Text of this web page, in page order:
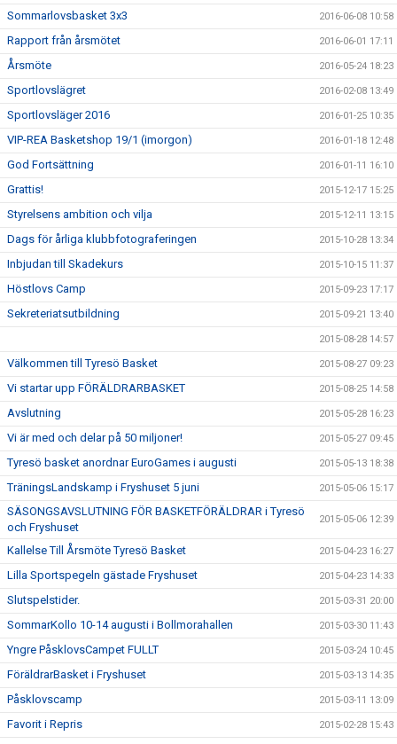
Sommarlovsbasket 3x3 2016-06-08 10:58
Rapport från årsmötet 2016-06-01 17:11
Årsmöte 2016-05-24 18:23
Sportlovslägret 2016-02-08 13:49
Sportlovsläger 2016 2016-01-25 10:35
VIP-REA Basketshop 19/1 (imorgon) 2016-01-18 12:48
God Fortsättning 2016-01-11 16:10
Grattis! 2015-12-17 15:25
Styrelsens ambition och vilja 2015-12-11 13:15
Dags för årliga klubbfotograferingen 2015-10-28 13:34
Inbjudan till Skadekurs 2015-10-15 11:37
Höstlovs Camp 2015-09-23 17:17
Sekreteriatsutbildning 2015-09-21 13:40
2015-08-28 14:57
Välkommen till Tyresö Basket 2015-08-27 09:23
Vi startar upp FÖRÄLDRARBASKET 2015-08-25 14:58
Avslutning 2015-05-28 16:23
Vi är med och delar på 50 miljoner! 2015-05-27 09:45
Tyresö basket anordnar EuroGames i augusti 2015-05-13 18:38
TräningsLandskamp i Fryshuset 5 juni 2015-05-06 15:17
SÄSONGSAVSLUTNING FÖR BASKETFÖRÄLDRAR i Tyresö
och Fryshuset
2015-05-06 12:39
Kallelse Till Årsmöte Tyresö Basket 2015-04-23 16:27
Lilla Sportspegeln gästade Fryshuset 2015-04-23 14:33
Slutspelstider. 2015-03-31 20:00
SommarKollo 10-14 augusti i Bollmorahallen 2015-03-30 11:43
Yngre PåsklovsCampet FULLT 2015-03-24 10:45
FöräldrarBasket i Fryshuset 2015-03-13 14:35
Påsklovscamp 2015-03-11 13:09
Favorit i Repris 2015-02-28 15:43